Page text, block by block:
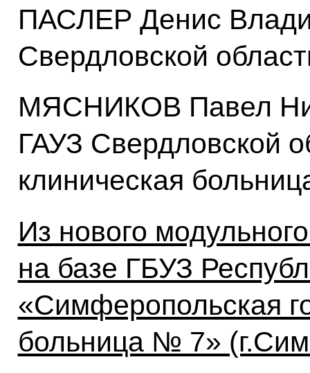
ПАСЛЕР Денис
Свердловской
МЯСНИКОВ Павел
ГАУЗ Свердловской
клиническая
Из нового
на базе ГБУЗ
«Симферопольская
больница № 7»